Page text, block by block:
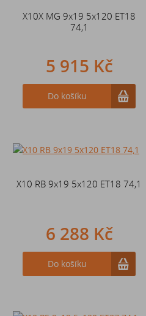
X10X MG 9x19 5x120 ET18
74,1
5 915 Kč
Do košíku
X10 RB 9x19 5x120 ET18 74,1
6 288 Kč
Do košíku